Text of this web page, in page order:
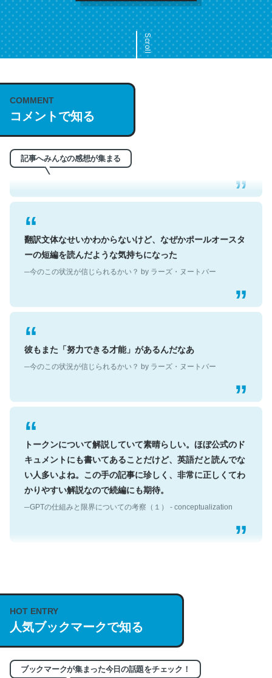
Scroll
COMMENT
コメントで知る
記事へみんなの感想が集まる
これは名文。彼はとてもクレバーなんだろうなと凄く思
う。英語少しでも読める人は原文もお勧め。自分はこの流
れ好き。Let’s Fucking Go. Then Covid hit. Shit.
─今のこの状況が信じられるかい？ by ラーズ・ヌートバー
翻訳文体なせいかわからないけど、なぜかポールオースタ
ーの短編を読んだような気持ちになった
彼もまた「努力できる才能」があるんだなあ
トークンについて解説していて素晴らしい。ほぼ公式のド
キュメントにも書いてあることだけど、英語だと読んでな
い人多いよね。この手の記事に珍しく、非常に正しくてわ
かりやすい解説なので続編にも期待。
説してる記事が少ないので貴重な良記事。/続編来た
https://isobe324649.hatenablog.com/entry/2023/03/27
/064121
─GPTの仕組みと限界についての考察（１） - conceptualization
HOT ENTRY
人気ブックマークで知る
ブックマークが集まった今日の話題をチェック！